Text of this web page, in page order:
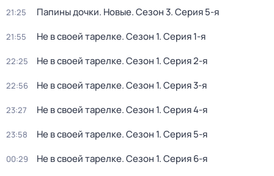
21:25 Папины дочки. Новые. Сезон 3. Серия 5-я
21:55 Не в своей тарелке. Сезон 1. Серия 1-я
22:25 Не в своей тарелке. Сезон 1. Серия 2-я
22:56 Не в своей тарелке. Сезон 1. Серия 3-я
23:27 Не в своей тарелке. Сезон 1. Серия 4-я
23:58 Не в своей тарелке. Сезон 1. Серия 5-я
00:29 Не в своей тарелке. Сезон 1. Серия 6-я